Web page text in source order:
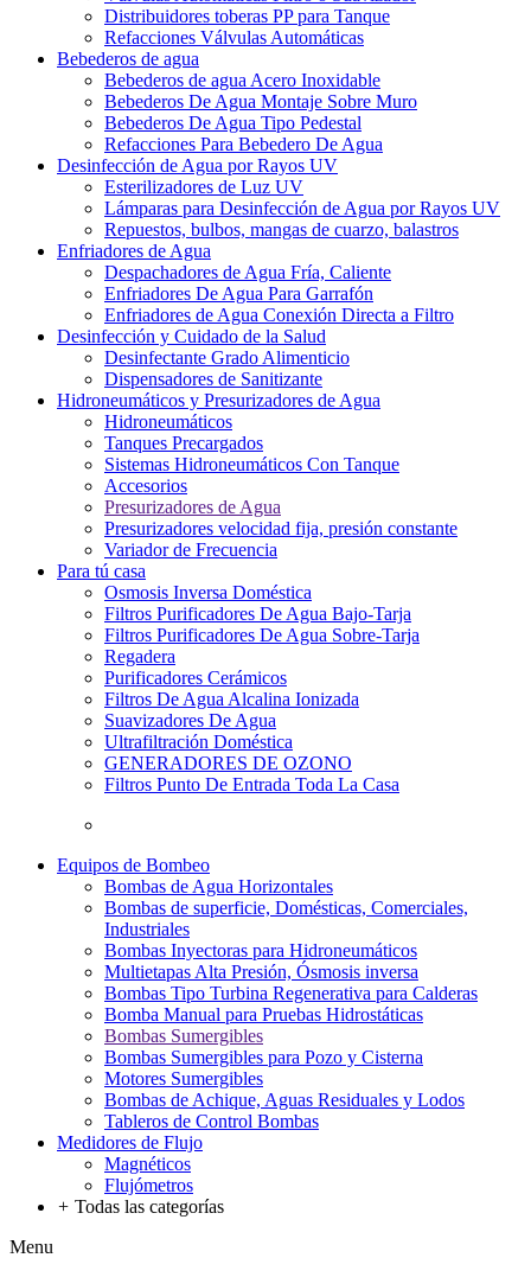
Distribuidores toberas PP para Tanque
Refacciones Válvulas Automáticas
Bebederos de agua
Bebederos de agua Acero Inoxidable
Bebederos De Agua Montaje Sobre Muro
Bebederos De Agua Tipo Pedestal
Refacciones Para Bebedero De Agua
Desinfección de Agua por Rayos UV
Esterilizadores de Luz UV
Lámparas para Desinfección de Agua por Rayos UV
Repuestos, bulbos, mangas de cuarzo, balastros
Enfriadores de Agua
Despachadores de Agua Fría, Caliente
Enfriadores De Agua Para Garrafón
Enfriadores de Agua Conexión Directa a Filtro
Desinfección y Cuidado de la Salud
Desinfectante Grado Alimenticio
Dispensadores de Sanitizante
Hidroneumáticos y Presurizadores de Agua
Hidroneumáticos
Tanques Precargados
Sistemas Hidroneumáticos Con Tanque
Accesorios
Presurizadores de Agua
Presurizadores velocidad fija, presión constante
Variador de Frecuencia
Para tú casa
Osmosis Inversa Doméstica
Filtros Purificadores De Agua Bajo-Tarja
Filtros Purificadores De Agua Sobre-Tarja
Regadera
Purificadores Cerámicos
Filtros De Agua Alcalina Ionizada
Suavizadores De Agua
Ultrafiltración Doméstica
GENERADORES DE OZONO
Filtros Punto De Entrada Toda La Casa
Equipos de Bombeo
Bombas de Agua Horizontales
Bombas de superficie, Domésticas, Comerciales,
Industriales
Bombas Inyectoras para Hidroneumáticos
Multietapas Alta Presión, Ósmosis inversa
Bombas Tipo Turbina Regenerativa para Calderas
Bomba Manual para Pruebas Hidrostáticas
Bombas Sumergibles
Bombas Sumergibles para Pozo y Cisterna
Motores Sumergibles
Bombas de Achique, Aguas Residuales y Lodos
Tableros de Control Bombas
Medidores de Flujo
Magnéticos
Flujómetros
+ Todas las categorías
Menu